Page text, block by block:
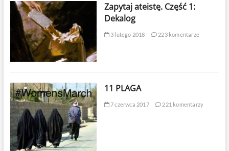
Zapytaj ateistę. Część 1:
Dekalog
3 lutego 2018 223 komentarze
11 PLAGA
7 czerwca 2017 221 komentarzy